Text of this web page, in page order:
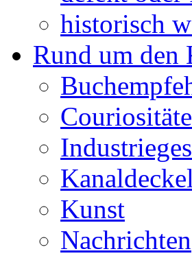
historisch
Rund um den
Kunst
Nachrichten